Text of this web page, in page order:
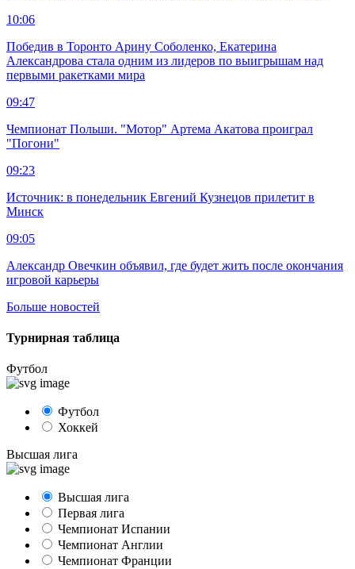
10:06
Победив в Торонто Арину Соболенко, Екатерина
Александрова стала одним из лидеров по выигрышам над
первыми ракетками мира
09:47
Чемпионат Польши. "Мотор" Артема Акатова проиграл
"Погони"
09:23
Источник: в понедельник Евгений Кузнецов прилетит в
Минск
09:05
Александр Овечкин объявил, где будет жить после окончания
игровой карьеры
Больше новостей
Турнирная таблица
Футбол
Футбол
Хоккей
Высшая лига
Высшая лига
Первая лига
Чемпионат Испании
Чемпионат Англии
Чемпионат Франции